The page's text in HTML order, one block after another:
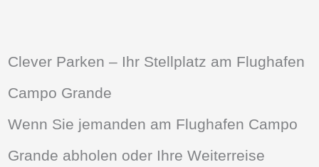
Clever Parken – Ihr Stellplatz am Flughafen
Campo Grande
Wenn Sie jemanden am Flughafen Campo
Grande abholen oder Ihre Weiterreise